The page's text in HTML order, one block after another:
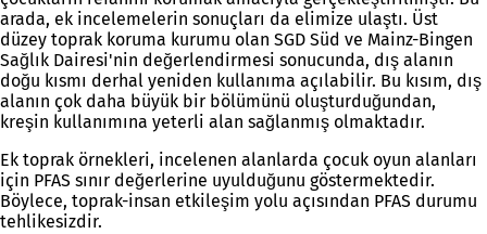
arada, ek incelemelerin sonuçları da elimize ulaştı. Üst
düzey toprak koruma kurumu olan SGD Süd ve Mainz-Bingen
Sağlık Dairesi'nin değerlendirmesi sonucunda, dış alanın
doğu kısmı derhal yeniden kullanıma açılabilir. Bu kısım, dış
alanın çok daha büyük bir bölümünü oluşturduğundan,
kreşin kullanımına yeterli alan sağlanmış olmaktadır.
Ek toprak örnekleri, incelenen alanlarda çocuk oyun alanları
için PFAS sınır değerlerine uyulduğunu göstermektedir.
Böylece, toprak-insan etkileşim yolu açısından PFAS durumu
tehlikesizdir.